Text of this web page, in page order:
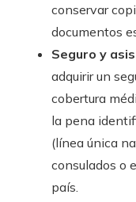
conservar
documentos
Seguro y
adquirir un
cobertura
la pena
(línea única
consulados o
país.